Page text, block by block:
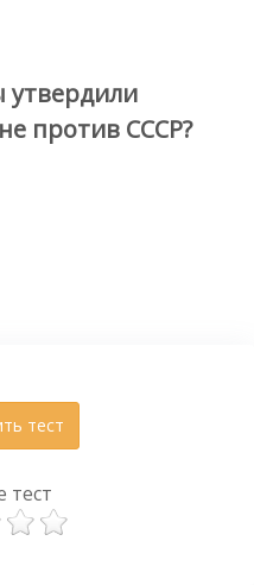
утвердили
против СССР?
тест
тест